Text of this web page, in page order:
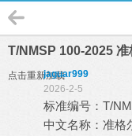
T/NMSP 100-2025 准
点击重新加载jaguar999
2026-2-5
标准编号：T/
中文名称：准格